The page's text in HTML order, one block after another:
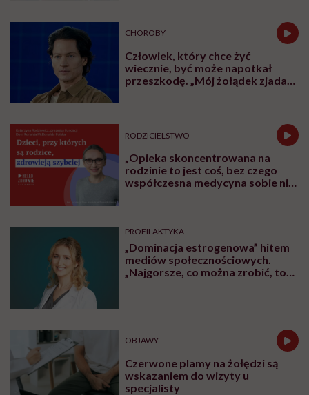
CHOROBY
Człowiek, który chce żyć
wiecznie, być może napotkał
przeszkodę. „Mój żołądek zjada
RODZICIELSTWO
„Opieka skoncentrowana na
rodzinie to jest coś, bez czego
współczesna medycyna sobie nie
PROFILAKTYKA
„Dominacja estrogenowa” hitem
mediów społecznościowych.
„Najgorsze, co można zrobić, to
OBJAWY
Czerwone plamy na żołędzi są
wskazaniem do wizyty u
specjalisty